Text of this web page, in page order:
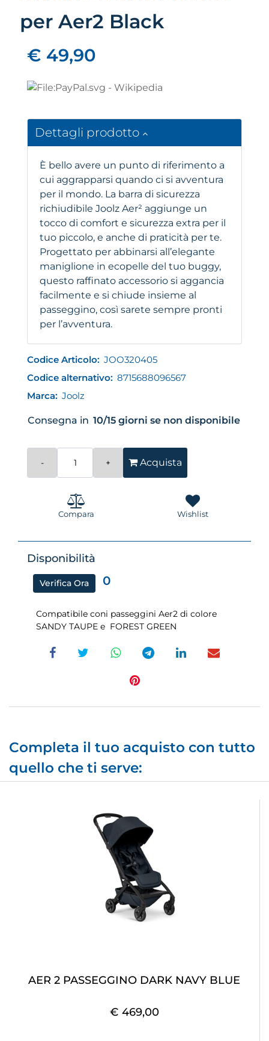
per Aer2 Black
€ 49,90
Dettagli prodotto
È bello avere un punto di riferimento a
cui aggrapparsi quando ci si avventura
per il mondo. La barra di sicurezza
richiudibile Joolz Aer² aggiunge un
tocco di comfort e sicurezza extra per il
tuo piccolo, e anche di praticità per te.
Progettato per abbinarsi all’elegante
maniglione in ecopelle del tuo buggy,
questo raffinato accessorio si aggancia
facilmente e si chiude insieme al
passeggino, così sarete sempre pronti
per l’avventura.
Codice Articolo: JOO320405
Codice alternativo: 8715688096567
Marca: Joolz
Consegna in 10/15 giorni se non disponibile
Acquista
Compara Wishlist
Disponibilità
Verifica Ora 0
Compatibile coni passeggini Aer2 di colore
SANDY TAUPE e FOREST GREEN
Completa il tuo acquisto con tutto
quello che ti serve:
AER 2 PASSEGGINO DARK NAVY BLUE
€ 469,00